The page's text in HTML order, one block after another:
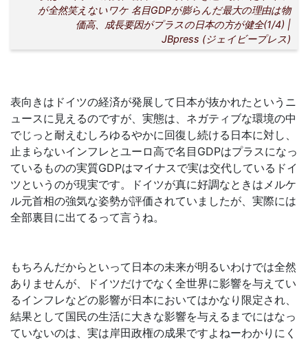
が全然笑えないワケ 名目GDPが膨らんだ最大の理由は物
価高、成長要因がプラスの日本の方が健全(1/4) |
JBpress (ジェイビープレス)
表向きはドイツの経済が発展して日本が抜かれたというニ
ュースに見えるのですが、実態は、ネガティブな環境の中
でじっと耐えむしろゆるやかに回復し続ける日本に対し、
止まらないインフレとユーロ高で名目GDPはプラスになっ
ているものの実質GDPはマイナスで実は交代しているドイ
ツというのが現実です。ドイツが真に好調なときはメルケ
ル元首相の強気な姿勢が評価されていましたが、実際には
全部裏目に出てるって言うね。
もちろんだからといって日本の未来が明るいわけでは全然
ありませんが、ドイツだけでなく全世界に影響を与えてい
るインフレなどの影響が日本においてはかなり限定され、
結果として国民の生活に大きな影響を与えるまでにはなっ
ていないのは、実は岸田政権の成果ですよねーわかりにく